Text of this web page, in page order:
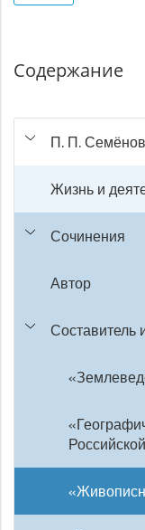
для
Содержание
П. П.
Жизнь и
Сочинения
Автор
Составитель